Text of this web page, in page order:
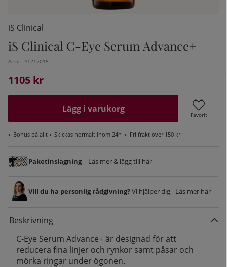
iS Clinical
iS Clinical C-Eye Serum Advance+
Artnr: IS1212015
1105 kr
Lägg i varukorg
Favorit
• Bonus på allt • Skickas normalt inom 24h • Fri frakt över 150 kr
Paketinslagning– Läs mer & lägg till här
Vill du ha personlig rådgivning?Vi hjälper dig - Läs mer här
Beskrivning
C-Eye Serum Advance+ är designad för att
reducera fina linjer och rynkor samt påsar och
mörka ringar under ögonen.